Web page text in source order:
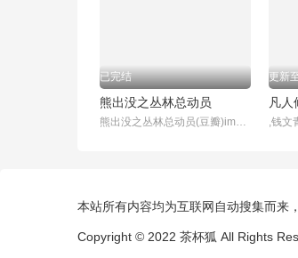
已完结
熊出没之丛林总动员
熊出没之丛林总动员(豆瓣)img{max-width:100 ;}登录,注册下载豆瓣客户端豆瓣6.0全新发布×豆瓣扫码直接下载iPhone·Android豆瓣读书电影音乐同城小组阅读FM时间豆品豆瓣电影影讯&购票选电影电视剧排行榜分类影评2019年度榜单2019书影音报告熊出没之丛林总动员(2013)导演:丁亮编剧:徐芸,江波,叶天龙,林汇达类型:喜剧
更新
凡人
本站所有内容均为互联网自动搜集而来
Copyright © 2022 茶杯狐 All Rights